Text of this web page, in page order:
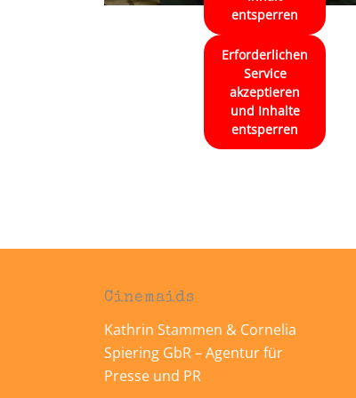
entsperren
Erforderlichen
Service
akzeptieren
und Inhalte
entsperren
Cinemaids
Kathrin Stammen & Cornelia
Spiering GbR – Agentur für
Presse und PR